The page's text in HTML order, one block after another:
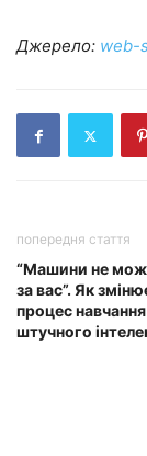
Джерело: web-
попередня стаття
“Машини не
за вас”. Як
процес
штучного